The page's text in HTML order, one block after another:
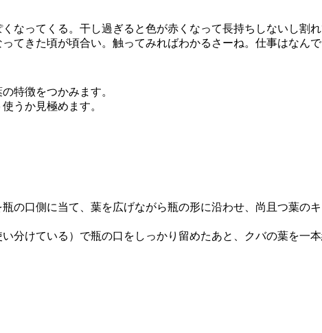
なってくる。干し過ぎると色が赤くなって長持ちしないし割
てきた頃が頃合い。触ってみればわかるさーね。仕事はなんで
特徴をつかみます。
うか見極めます。
の口側に当て、葉を広げながら瓶の形に沿わせ、尚且つ葉の
分けている）で瓶の口をしっかり留めたあと、クバの葉を一